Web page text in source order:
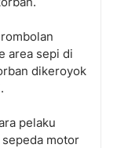
area sepi di
dikeroyok
pelaku
motor